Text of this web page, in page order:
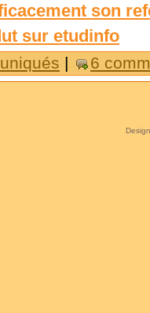
son
sur etudinfo
| 6